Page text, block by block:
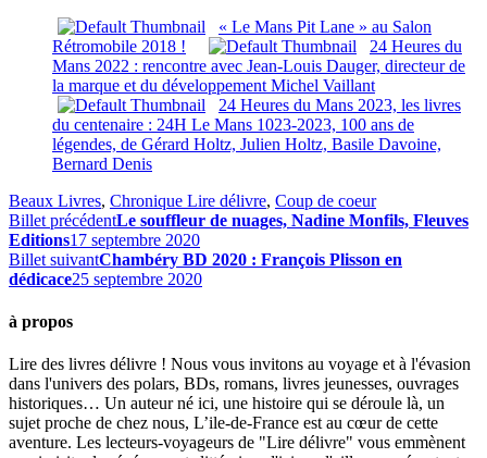
« Le Mans Pit Lane » au Salon
Rétromobile 2018 !
24 Heures du
Mans 2022 : rencontre avec Jean-Louis Dauger, directeur de
la marque et du développement Michel Vaillant
24 Heures du Mans 2023, les livres
du centenaire : 24H Le Mans 1023-2023, 100 ans de
légendes, de Gérard Holtz, Julien Holtz, Basile Davoine,
Bernard Denis
Beaux Livres, Chronique Lire délivre, Coup de coeur
Billet précédentLe souffleur de nuages, Nadine Monfils, Fleuves
Editions17 septembre 2020
Billet suivantChambéry BD 2020 : François Plisson en
dédicace25 septembre 2020
à propos
Lire des livres délivre ! Nous vous invitons au voyage et à l'évasion
dans l'univers des polars, BDs, romans, livres jeunesses, ouvrages
historiques… Un auteur né ici, une histoire qui se déroule là, un
sujet proche de chez nous, L’ile-de-France est au cœur de cette
aventure. Les lecteurs-voyageurs de "Lire délivre" vous emmènent